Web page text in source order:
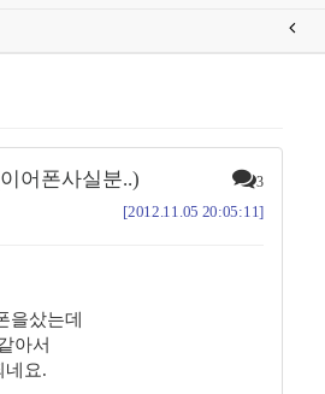
어폰사실분..) 3
[2012.11.05 20:05:11]
을샀는데
아서
네요.